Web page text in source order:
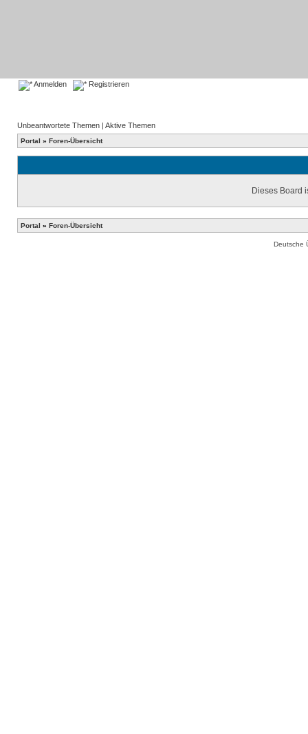
Anmelden Registrieren
Unbeantwortete Themen | Aktive Themen
Portal » Foren-Übersicht
Dieses Board
Portal » Foren-Übersicht
Deutsche